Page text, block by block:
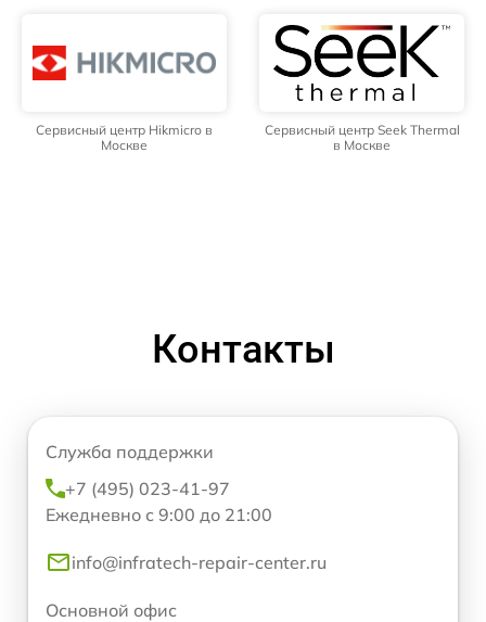
Сервисный центр Hikmicro в
Москве
Сервисный центр Seek Thermal
в Москве
Контакты
Служба поддержки
+7 (495) 023-41-97
Ежедневно с 9:00 до 21:00
info@infratech-repair-center.ru
Основной офис